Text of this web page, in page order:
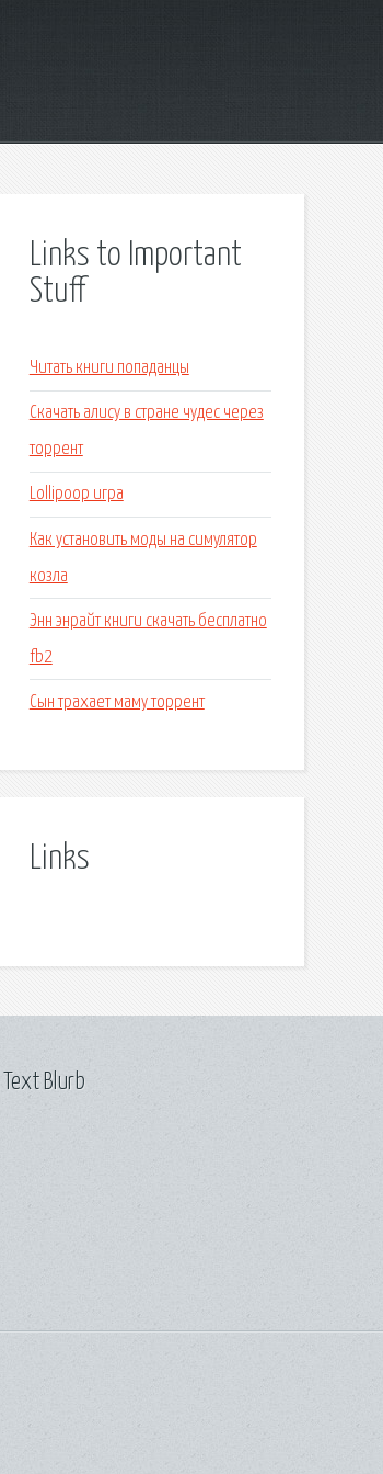
Links to Important
Stuff
Читать книги попаданцы
Скачать алису в стране чудес через
торрент
Lollipoop игра
Как установить моды на симулятор
козла
Энн энрайт книги скачать бесплатно
fb2
Сын трахает маму торрент
Links
Blurb